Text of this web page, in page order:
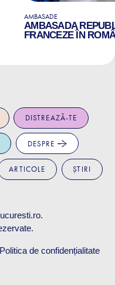
AMBASADE
AMBASADA
FRANCEZE ÎN
DISTREAZĂ-TE
DESPRE
ARTICOLE ȘTIRI
.
Politica de confidențialitate